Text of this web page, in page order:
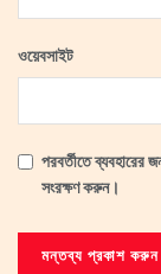
ওয়েবসাইট
পরবর্তীতে ব্যবহারের
সংরক্ষণ করুন।